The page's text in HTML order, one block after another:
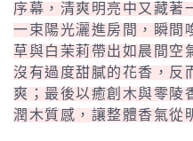
序幕，清爽明亮中又藏著
一束陽光灑進房間，瞬間
草與白茉莉帶出如晨間空
沒有過度甜膩的花香，反
爽；最後以癒創木與零陵
潤木質感，讓整體香氣從